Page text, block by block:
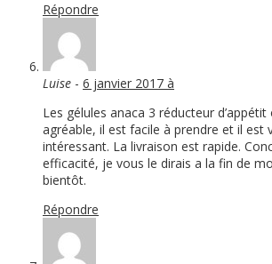
Répondre
Luise - 6 janvier 2017 à
Les gélules anaca 3 réducteur
agréable, il est facile à prendre et il est
intéressant. La livraison est rapide.
efficacité, je vous le dirais a la fin de
bientôt.
Répondre